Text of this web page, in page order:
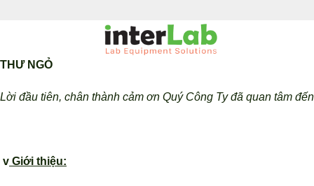
dung
THƯ NGỎ
Lời đầu tiên, chân thành cảm ơn Quý Công Ty đã quan tâm
v Giới thiệu: